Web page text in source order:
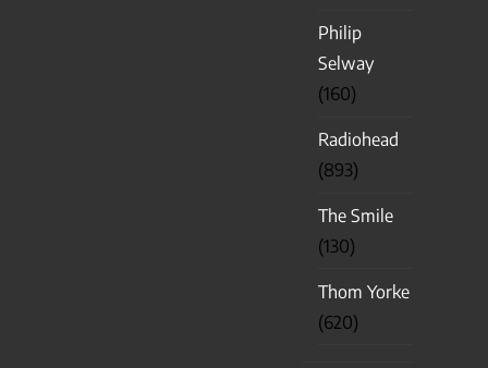
Philip
Selway
(160)
Radiohead
(893)
The Smile
(130)
Thom Yorke
(620)